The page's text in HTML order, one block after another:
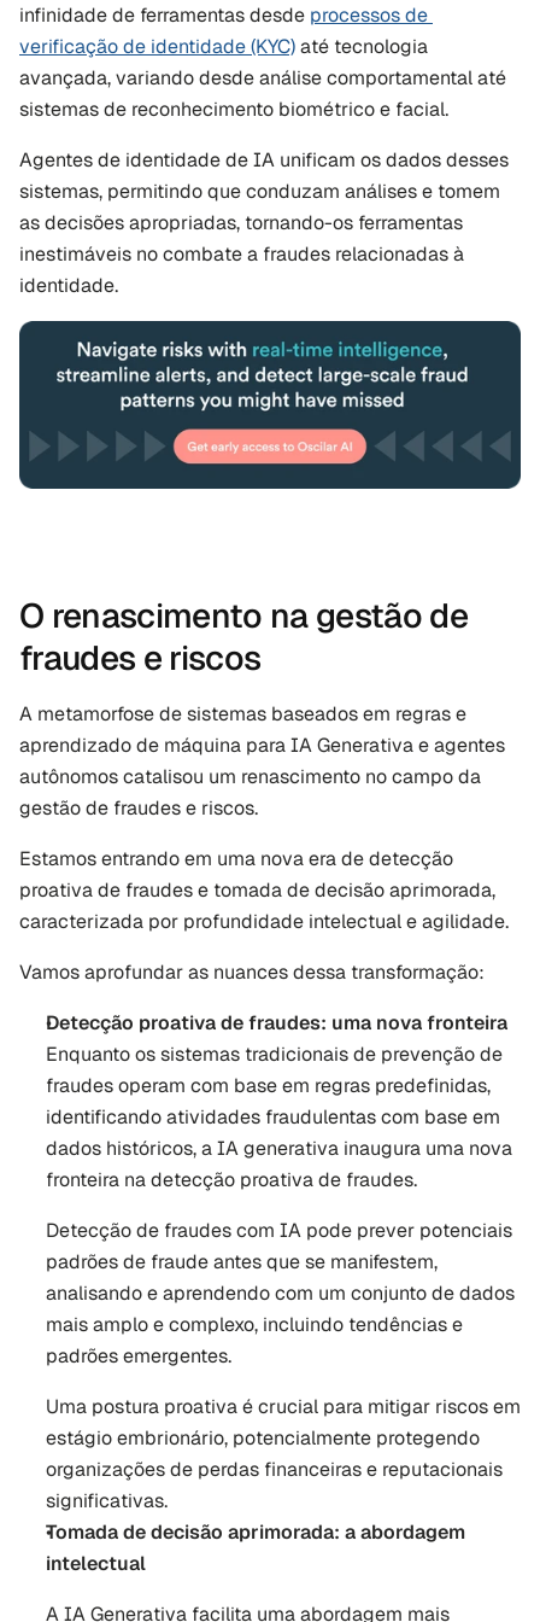
infinidade de ferramentas desde processos de
verificação de identidade (KYC) até tecnologia
avançada, variando desde análise comportamental até
sistemas de reconhecimento biométrico e facial.
Agentes de identidade de IA unificam os dados desses
sistemas, permitindo que conduzam análises e tomem
as decisões apropriadas, tornando-os ferramentas
inestimáveis no combate a fraudes relacionadas à
identidade.
O renascimento na gestão de
fraudes e riscos
A metamorfose de sistemas baseados em regras e
aprendizado de máquina para IA Generativa e agentes
autônomos catalisou um renascimento no campo da
gestão de fraudes e riscos.
Estamos entrando em uma nova era de detecção
proativa de fraudes e tomada de decisão aprimorada,
caracterizada por profundidade intelectual e agilidade.
Vamos aprofundar as nuances dessa transformação:
Detecção proativa de fraudes: uma nova fronteira
Enquanto os sistemas tradicionais de prevenção de
fraudes operam com base em regras predefinidas,
identificando atividades fraudulentas com base em
dados históricos, a IA generativa inaugura uma nova
fronteira na detecção proativa de fraudes.
Detecção de fraudes com IA pode prever potenciais
padrões de fraude antes que se manifestem,
analisando e aprendendo com um conjunto de dados
mais amplo e complexo, incluindo tendências e
padrões emergentes.
Uma postura proativa é crucial para mitigar riscos em
estágio embrionário, potencialmente protegendo
organizações de perdas financeiras e reputacionais
significativas.
Tomada de decisão aprimorada: a abordagem
intelectual
A IA Generativa facilita uma abordagem mais